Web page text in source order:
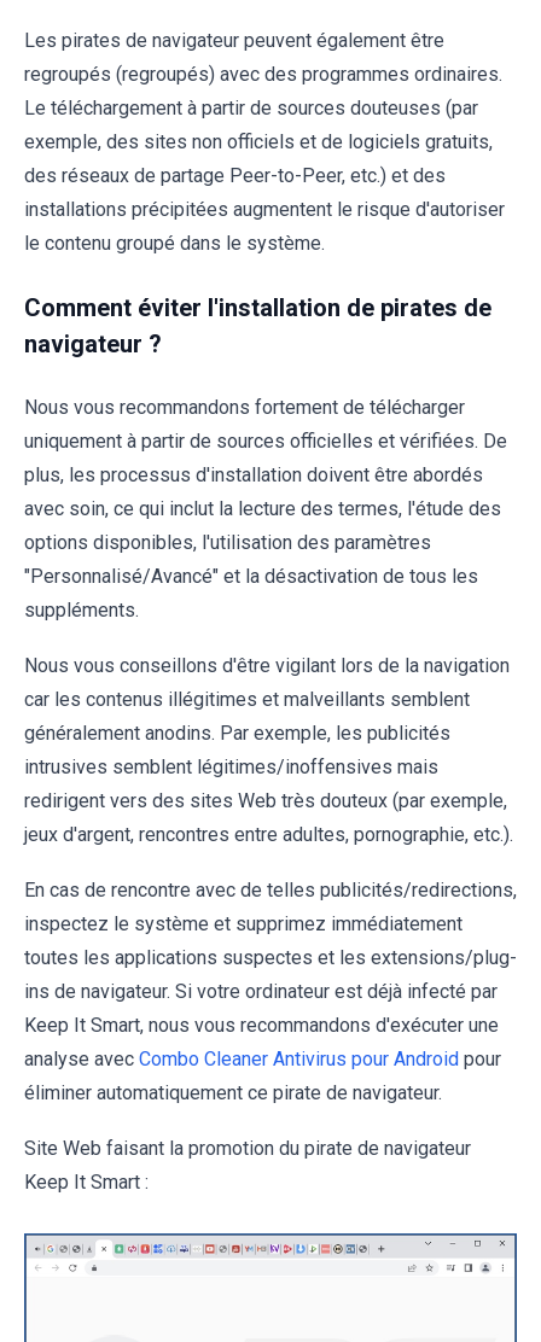
Les pirates de navigateur peuvent également être
regroupés (regroupés) avec des programmes ordinaires.
Le téléchargement à partir de sources douteuses (par
exemple, des sites non officiels et de logiciels gratuits,
des réseaux de partage Peer-to-Peer, etc.) et des
installations précipitées augmentent le risque d'autoriser
le contenu groupé dans le système.
Comment éviter l'installation de pirates de
navigateur ?
Nous vous recommandons fortement de télécharger
uniquement à partir de sources officielles et vérifiées. De
plus, les processus d'installation doivent être abordés
avec soin, ce qui inclut la lecture des termes, l'étude des
options disponibles, l'utilisation des paramètres
"Personnalisé/Avancé" et la désactivation de tous les
suppléments.
Nous vous conseillons d'être vigilant lors de la navigation
car les contenus illégitimes et malveillants semblent
généralement anodins. Par exemple, les publicités
intrusives semblent légitimes/inoffensives mais
redirigent vers des sites Web très douteux (par exemple,
jeux d'argent, rencontres entre adultes, pornographie, etc.).
En cas de rencontre avec de telles publicités/redirections,
inspectez le système et supprimez immédiatement
toutes les applications suspectes et les extensions/plug-
ins de navigateur. Si votre ordinateur est déjà infecté par
Keep It Smart, nous vous recommandons d'exécuter une
analyse avec Combo Cleaner Antivirus pour Android pour
éliminer automatiquement ce pirate de navigateur.
Site Web faisant la promotion du pirate de navigateur
Keep It Smart :